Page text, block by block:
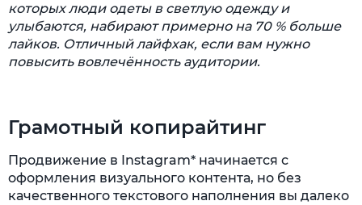
которых люди одеты в светлую одежду и
улыбаются, набирают примерно на 70 % больше
лайков. Отличный лайфхак, если вам нужно
повысить вовлечённость аудитории.
Грамотный копирайтинг
Продвижение в Instagram* начинается с
оформления визуального контента, но без
качественного текстового наполнения вы далеко